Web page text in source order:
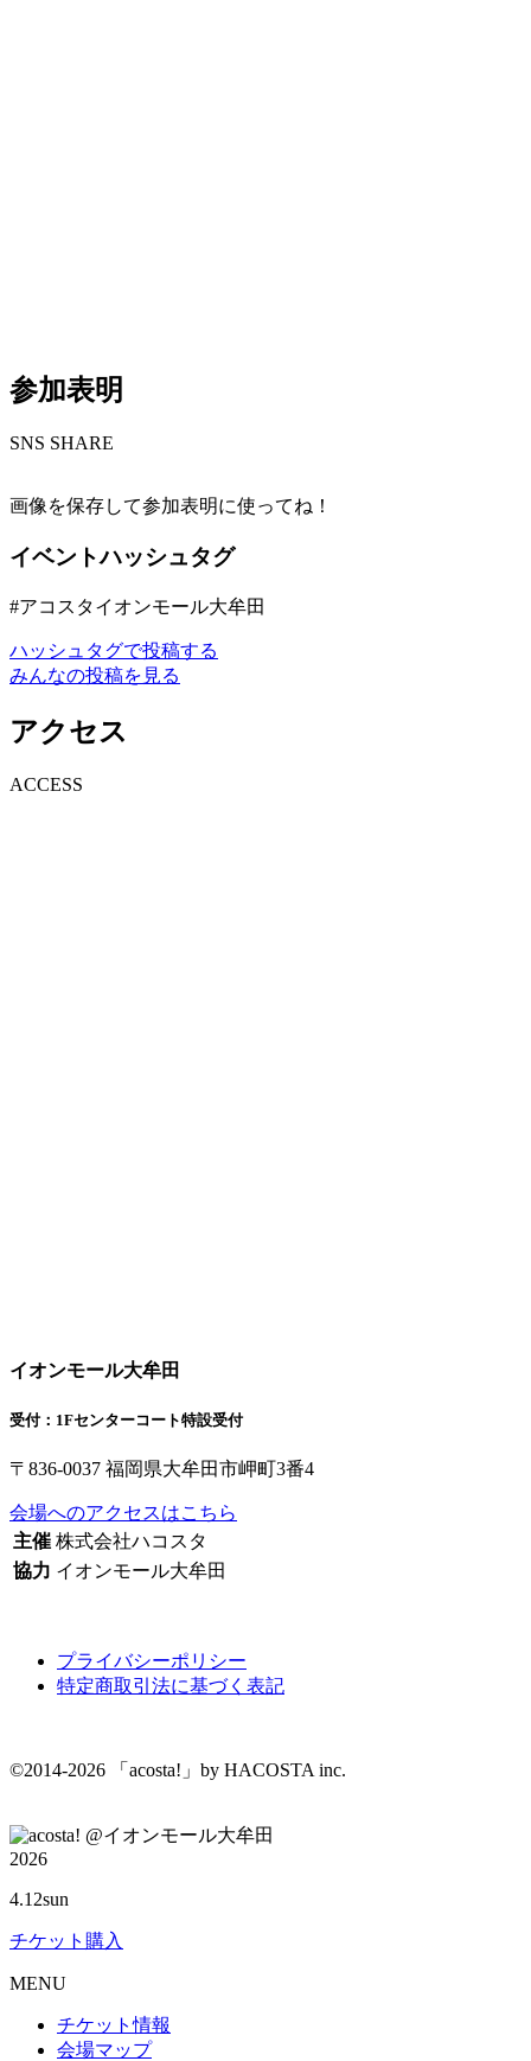
参加表明
SNS SHARE
画像を保存して参加表明に使ってね！
イベントハッシュタグ
#アコスタイオンモール大牟田
ハッシュタグで投稿する
みんなの投稿を見る
アクセス
ACCESS
イオンモール大牟田
受付：1Fセンターコート特設受付
〒836-0037 福岡県大牟田市岬町3番4
会場へのアクセスはこちら
主催 株式会社ハコスタ
協力 イオンモール大牟田
プライバシーポリシー
特定商取引法に基づく表記
©2014-2026 「acosta!」by HACOSTA inc.
@イオンモール大牟田
2026
4.12sun
チケット購入
MENU
チケット情報
会場マップ